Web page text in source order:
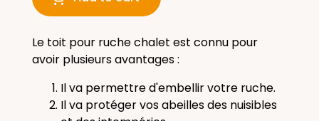
Le toit pour ruche chalet est connu pour
avoir plusieurs avantages :
Il va permettre d'embellir votre ruche.
Il va protéger vos abeilles des nuisibles